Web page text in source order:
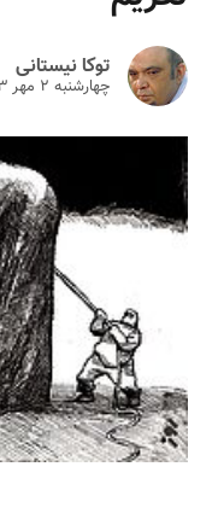
توکا نیستانی
چهارشنبه ۲ مهر ۱۳۹۳